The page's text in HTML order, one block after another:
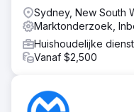
Resultaat
84,5% toename in
belangrijkste
Sydney, New South
Marktonderzoek,
Huishoudelijke
Vanaf $2,500